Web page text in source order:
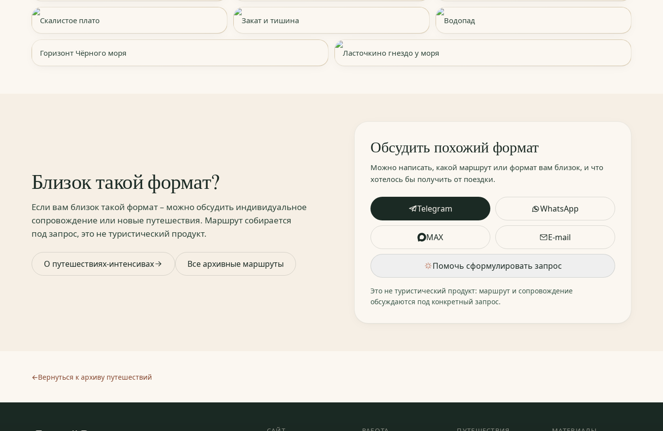
Скалистое плато Закат и тишина Водопад
Горизонт Чёрного моря Ласточкино гнездо у моря
Близок такой формат?
Если вам близок такой формат – можно обсудить индивидуальное
сопровождение или новые путешествия. Маршрут собирается
под запрос, это не туристический продукт.
О путешествиях-интенсивах Все архивные маршруты
Обсудить похожий формат
Можно написать, какой маршрут или формат вам близок, и что
хотелось бы получить от поездки.
Telegram WhatsApp
MAX E-mail
Помочь сформулировать запрос
Это не туристический продукт: маршрут и сопровождение
обсуждаются под конкретный запрос.
←Вернуться к архиву путешествий